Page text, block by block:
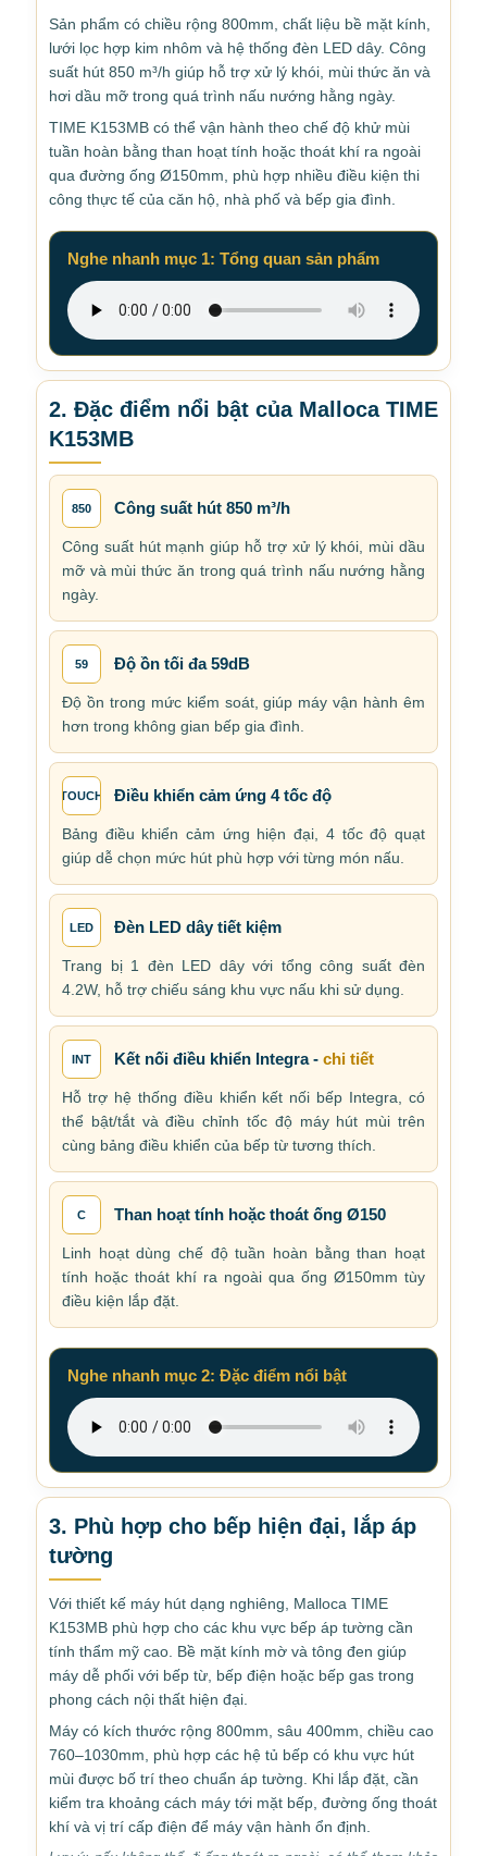
Sản phẩm có chiều rộng 800mm, chất liệu bề mặt kính,
lưới lọc hợp kim nhôm và hệ thống đèn LED dây. Công
suất hút 850 m³/h giúp hỗ trợ xử lý khói, mùi thức ăn và
hơi dầu mỡ trong quá trình nấu nướng hằng ngày.
TIME K153MB có thể vận hành theo chế độ khử mùi
tuần hoàn bằng than hoạt tính hoặc thoát khí ra ngoài
qua đường ống Ø150mm, phù hợp nhiều điều kiện thi
công thực tế của căn hộ, nhà phố và bếp gia đình.
Nghe nhanh mục 1: Tổng quan sản phẩm
2. Đặc điểm nổi bật của Malloca TIME
K153MB
850 Công suất hút 850 m³/h
Công suất hút mạnh giúp hỗ trợ xử lý khói, mùi dầu
mỡ và mùi thức ăn trong quá trình nấu nướng hằng
ngày.
59 Độ ồn tối đa 59dB
Độ ồn trong mức kiểm soát, giúp máy vận hành êm
hơn trong không gian bếp gia đình.
TOUCH Điều khiển cảm ứng 4 tốc độ
Bảng điều khiển cảm ứng hiện đại, 4 tốc độ quạt
giúp dễ chọn mức hút phù hợp với từng món nấu.
LED Đèn LED dây tiết kiệm
Trang bị 1 đèn LED dây với tổng công suất đèn
4.2W, hỗ trợ chiếu sáng khu vực nấu khi sử dụng.
INT Kết nối điều khiển Integra - chi tiết
Hỗ trợ hệ thống điều khiển kết nối bếp Integra, có
thể bật/tắt và điều chỉnh tốc độ máy hút mùi trên
cùng bảng điều khiển của bếp từ tương thích.
C Than hoạt tính hoặc thoát ống Ø150
Linh hoạt dùng chế độ tuần hoàn bằng than hoạt
tính hoặc thoát khí ra ngoài qua ống Ø150mm tùy
điều kiện lắp đặt.
Nghe nhanh mục 2: Đặc điểm nổi bật
3. Phù hợp cho bếp hiện đại, lắp áp
tường
Với thiết kế máy hút dạng nghiêng, Malloca TIME
K153MB phù hợp cho các khu vực bếp áp tường cần
tính thẩm mỹ cao. Bề mặt kính mờ và tông đen giúp
máy dễ phối với bếp từ, bếp điện hoặc bếp gas trong
phong cách nội thất hiện đại.
Máy có kích thước rộng 800mm, sâu 400mm, chiều cao
760–1030mm, phù hợp các hệ tủ bếp có khu vực hút
mùi được bố trí theo chuẩn áp tường. Khi lắp đặt, cần
kiểm tra khoảng cách máy tới mặt bếp, đường ống thoát
khí và vị trí cấp điện để máy vận hành ổn định.